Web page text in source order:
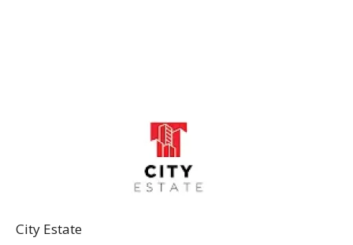
City Estate